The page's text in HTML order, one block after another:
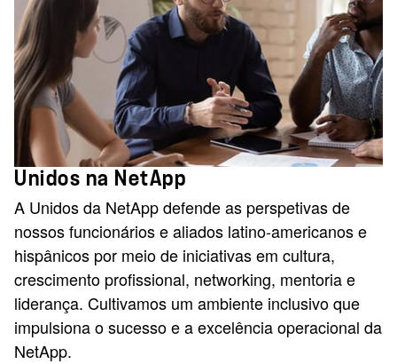
Unidos na NetApp
A Unidos da NetApp defende as perspetivas de
nossos funcionários e aliados latino-americanos e
hispânicos por meio de iniciativas em cultura,
crescimento profissional, networking, mentoria e
liderança. Cultivamos um ambiente inclusivo que
impulsiona o sucesso e a excelência operacional da
NetApp.